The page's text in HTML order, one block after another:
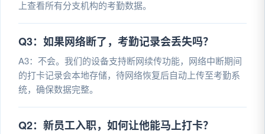
上查看所有分支机构的考勤数据。
Q3：如果网络断了，考勤记录会丢失吗？
A3：不会。我们的设备支持断网续传功能，网络中断期间
的打卡记录会本地存储，待网络恢复后自动上传至考勤系
统，确保数据完整。
Q2：新员工入职，如何让他能马上打卡？